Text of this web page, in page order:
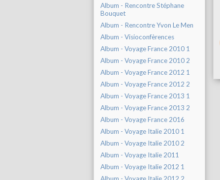
Album - Rencontre Stéphane
Bouquet
Album - Rencontre Yvon Le Men
Album - Visioconfèrences
Album - Voyage France 2010 1
Album - Voyage France 2010 2
Album - Voyage France 2012 1
Album - Voyage France 2012 2
Album - Voyage France 2013 1
Album - Voyage France 2013 2
Album - Voyage France 2016
Album - Voyage Italie 2010 1
Album - Voyage Italie 2010 2
Album - Voyage Italie 2011
Album - Voyage Italie 2012 1